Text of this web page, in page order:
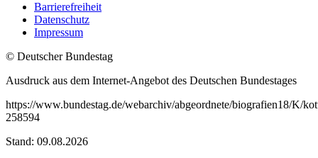
Barrierefreiheit
Datenschutz
Impressum
© Deutscher Bundestag
Ausdruck aus dem Internet-Angebot des Deutschen Bundestages
https://www.bundestag.de/webarchiv/abgeordnete/biografien18/K/
258594
Stand: 09.08.2026